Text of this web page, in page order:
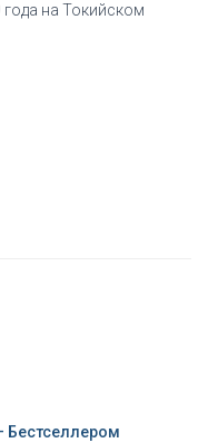
года на Токийском
Бестселлером